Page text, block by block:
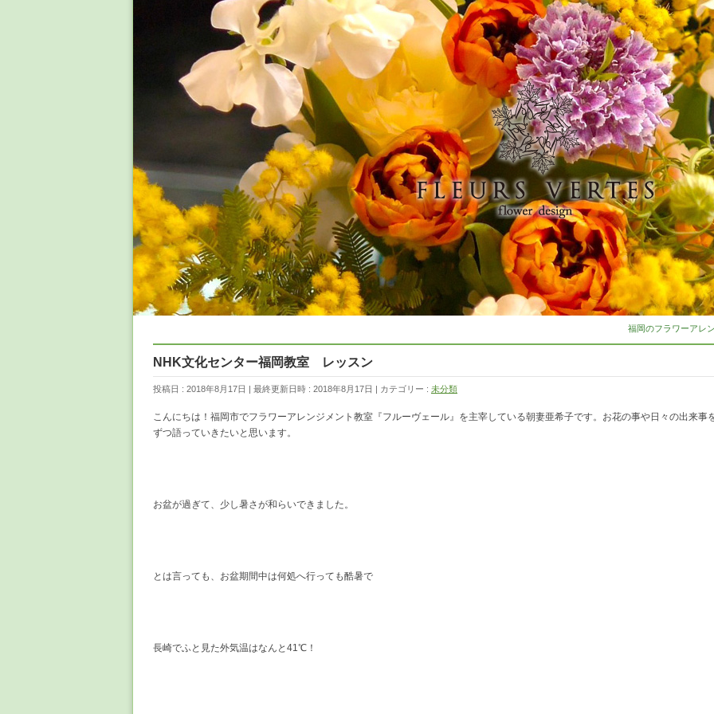
福岡のフラワーアレ
NHK文化センター福岡教室 レッスン
投稿日 : 2018年8月17日 最終更新日時 : 2018年8月17日 カテゴリー : 未分類
こんにちは！福岡市でフラワーアレンジメント教室『フルーヴェール』を主宰している朝妻亜希子です。お花の事や日々の出来事
ずつ語っていきたいと思います。
お盆が過ぎて、少し暑さが和らいできました。
とは言っても、お盆期間中は何処へ行っても酷暑で
長崎でふと見た外気温はなんと41℃！